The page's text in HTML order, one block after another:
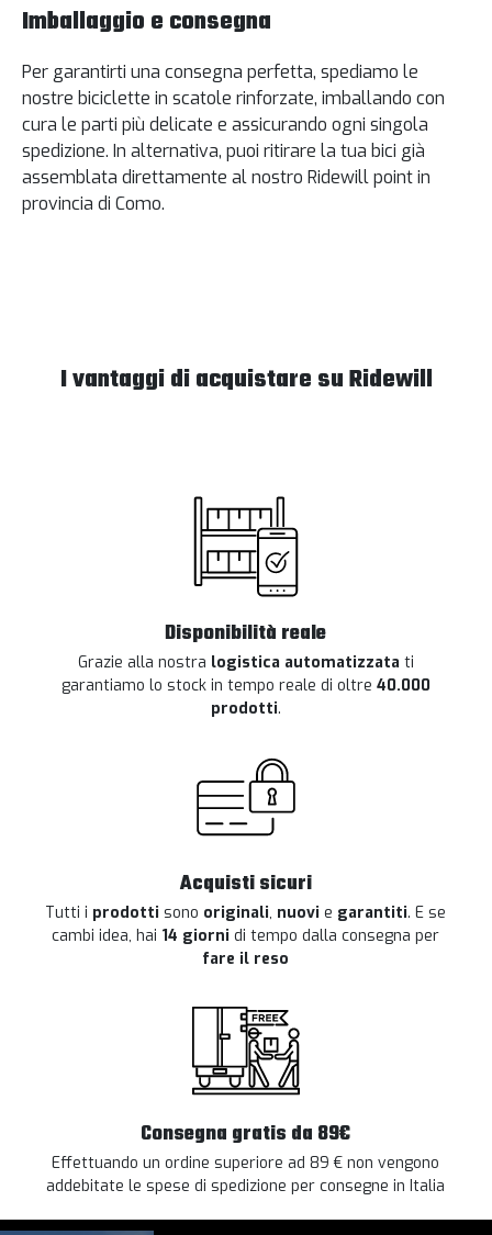
Imballaggio e consegna
Per garantirti una consegna perfetta, spediamo le
nostre biciclette in scatole rinforzate, imballando con
cura le parti più delicate e assicurando ogni singola
spedizione. In alternativa, puoi ritirare la tua bici già
assemblata direttamente al nostro Ridewill point in
provincia di Como.
I vantaggi di acquistare su Ridewill
Disponibilità reale
Grazie alla nostra logistica automatizzata ti
garantiamo lo stock in tempo reale di oltre 40.000
prodotti.
Acquisti sicuri
Tutti i prodotti sono originali, nuovi e garantiti. E se
cambi idea, hai 14 giorni di tempo dalla consegna per
fare il reso
Consegna gratis da 89€
Effettuando un ordine superiore ad 89 € non vengono
addebitate le spese di spedizione per consegne in Italia